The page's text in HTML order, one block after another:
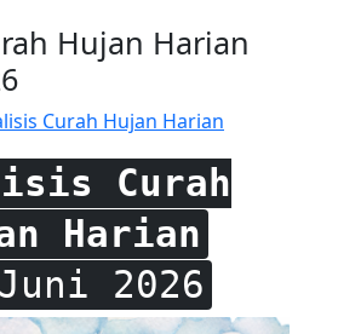
Hujan Harian
Curah Hujan Harian
Curah
Harian
2026